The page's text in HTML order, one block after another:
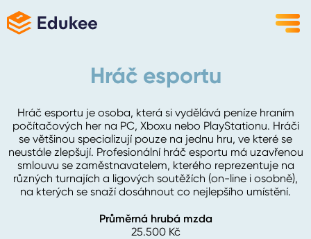
Hráč esportu
Hráč esportu je osoba, která si vydělává peníze hraním
počítačových her na PC, Xboxu nebo PlayStationu. Hráči
se většinou specializují pouze na jednu hru, ve které se
neustále zlepšují. Profesionální hráč esportu má uzavřenou
smlouvu se zaměstnavatelem, kterého reprezentuje na
různých turnajích a ligových soutěžích (on-line i osobně),
na kterých se snaží dosáhnout co nejlepšího umístění.
Průměrná hrubá mzda
25.500Kč